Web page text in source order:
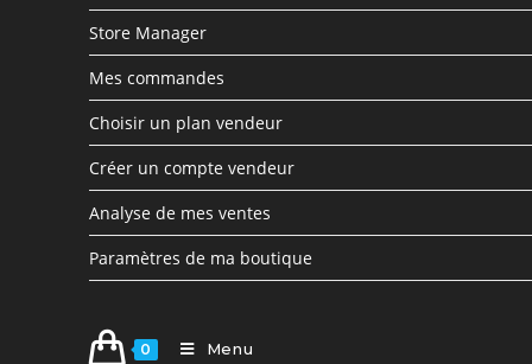
Store Manager
Mes commandes
Choisir un plan vendeur
Créer un compte vendeur
Analyse de mes ventes
Paramètres de ma boutique
0 Menu